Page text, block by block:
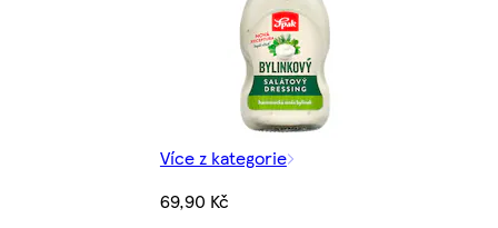
Více z kategorie
69,90 Kč